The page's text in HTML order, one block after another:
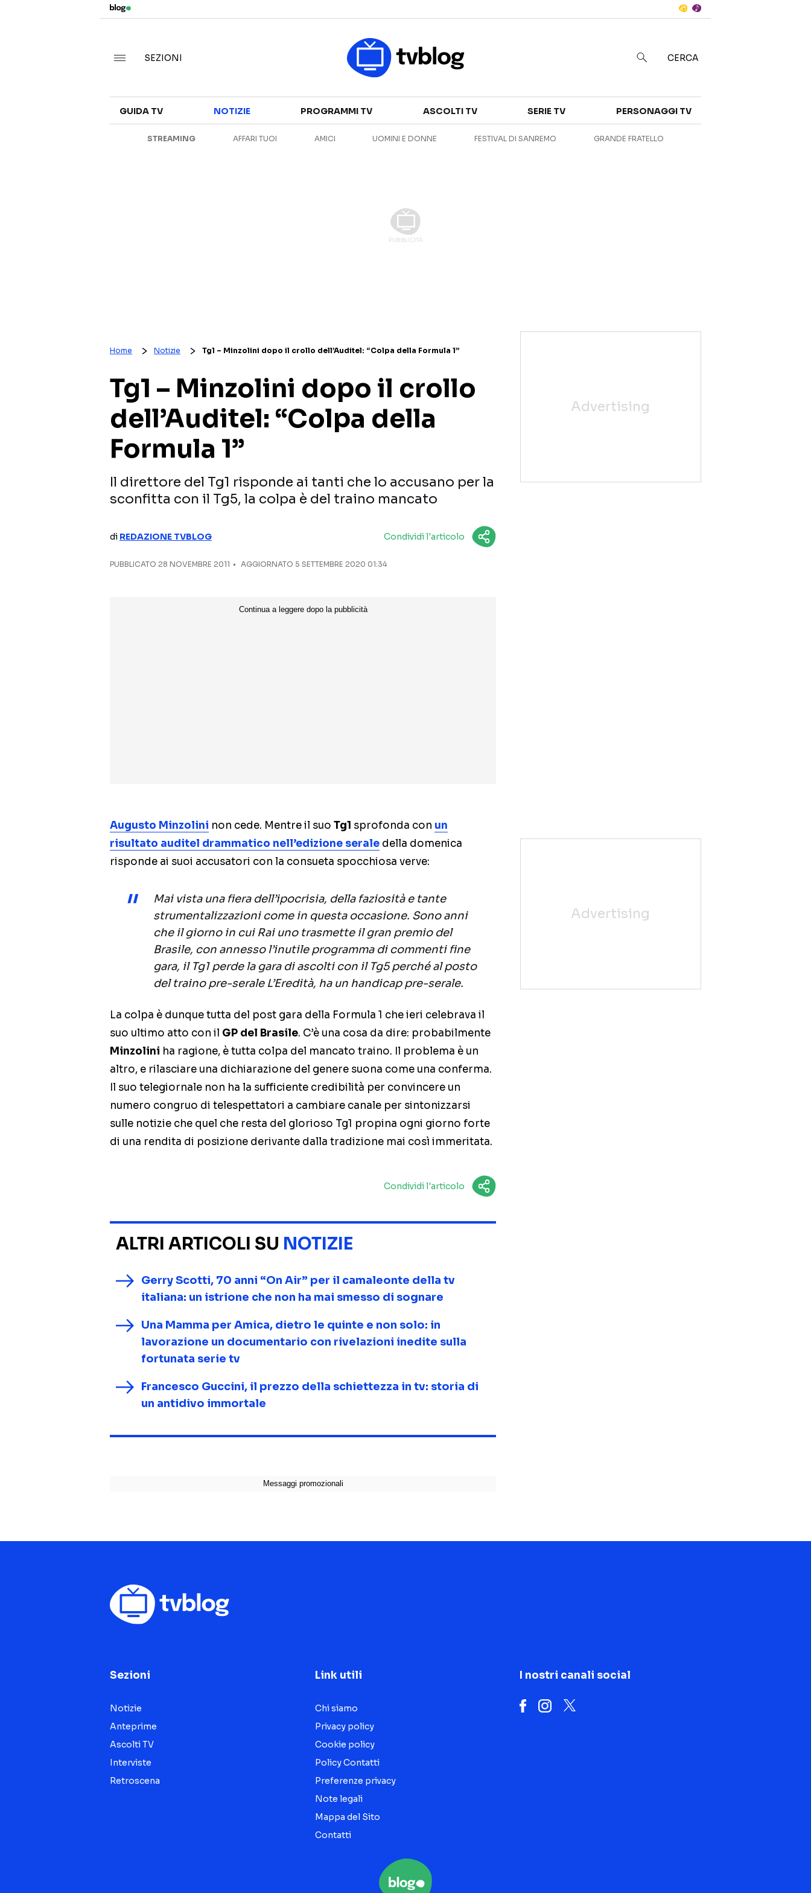
CANALI TV
SERIE TV
ANTEPRIME
SEZIONI CERCA
GUIDA TV NOTIZIE PROGRAMMI TV ASCOLTI TV SERIE TV PERSONAGGI TV
STREAMING AFFARI TUOI AMICI UOMINI E DONNE FESTIVAL DI SANREMO GRANDE FRATELLO
Home Notizie Tg1 – Minzolini dopo il crollo dell’Auditel: “Colpa della Formula 1”
Tg1 – Minzolini dopo il crollo
dell’Auditel: “Colpa della
Formula 1”
Il direttore del Tg1 risponde ai tanti che lo accusano per la
sconfitta con il Tg5, la colpa è del traino mancato
di REDAZIONE TVBLOG Condividi l'articolo
PUBBLICATO 28 NOVEMBRE 2011 AGGIORNATO 5 SETTEMBRE 2020 01:34
Augusto Minzolini non cede. Mentre il suo Tg1 sprofonda con un
risultato auditel drammatico nell’edizione serale della domenica
risponde ai suoi accusatori con la consueta spocchiosa verve:
Mai vista una fiera dell’ipocrisia, della faziosità e tante
strumentalizzazioni come in questa occasione. Sono anni
che il giorno in cui Rai uno trasmette il gran premio del
Brasile, con annesso l’inutile programma di commenti fine
gara, il Tg1 perde la gara di ascolti con il Tg5 perché al posto
del traino pre-serale L’Eredità, ha un handicap pre-serale.
La colpa è dunque tutta del post gara della Formula 1 che ieri celebrava il
suo ultimo atto con il GP del Brasile. C’è una cosa da dire: probabilmente
Minzolini ha ragione, è tutta colpa del mancato traino. Il problema è un
altro, e rilasciare una dichiarazione del genere suona come una conferma.
Il suo telegiornale non ha la sufficiente credibilità per convincere un
numero congruo di telespettatori a cambiare canale per sintonizzarsi
sulle notizie che quel che resta del glorioso Tg1 propina ogni giorno forte
di una rendita di posizione derivante dalla tradizione mai così immeritata.
Condividi l'articolo
ALTRI ARTICOLI SU NOTIZIE
Gerry Scotti, 70 anni “On Air” per il camaleonte della tv
italiana: un istrione che non ha mai smesso di sognare
Una Mamma per Amica, dietro le quinte e non solo: in
lavorazione un documentario con rivelazioni inedite sulla
fortunata serie tv
Francesco Guccini, il prezzo della schiettezza in tv: storia di
un antidivo immortale
Sezioni
Notizie
Anteprime
Ascolti TV
Interviste
Retroscena
Link utili
Chi siamo
Privacy policy
Cookie policy
Policy Contatti
Preferenze privacy
Note legali
Mappa del Sito
Contatti
I nostri canali social